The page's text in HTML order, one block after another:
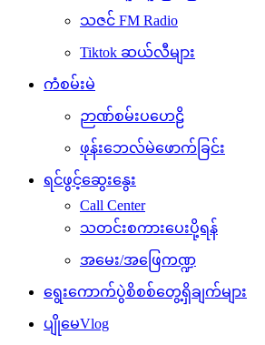
သဇင် FM Radio
Tiktok ဆယ်လီများ
ကံစမ်းမဲ
ဉာဏ်စမ်းပဟေဠိ
ဖုန်းဘေလ်မဲဖောက်ခြင်း
ရင်ဖွင့်ဆွေးနွေး
Call Center
သတင်းစကားပေးပို့ရန်
အမေး/အဖြေကဏ္ဍ
ရွေးကောက်ပွဲစိစစ်တွေ့ရှိချက်များ
ပျိုမေVlog